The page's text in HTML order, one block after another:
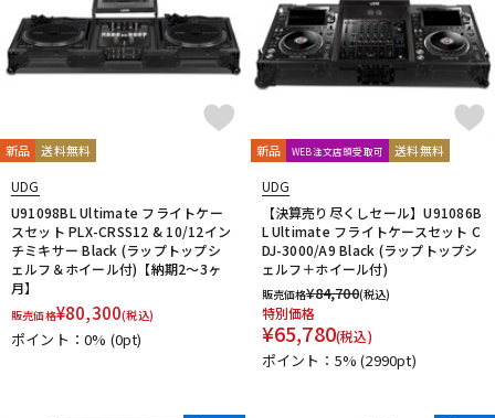
新品 送料無料
UDG
U91098BL Ultimate フライトケー
スセット PLX-CRSS12 & 10/12イン
チミキサー Black (ラップトップシ
ェルフ＆ホイール付)【納期2～3ヶ
月】
販売価格¥80,300(税込)
ポイント：0% (0pt)
新品 WEB注文店頭受取可 送料無料
UDG
【決算売り尽くしセール】U91086B
L Ultimate フライトケースセット C
DJ-3000/A9 Black (ラップトップシ
ェルフ＋ホイール付)
販売価格¥84,700(税込)
特別価格
¥65,780(税込)
ポイント：5%(2990pt)